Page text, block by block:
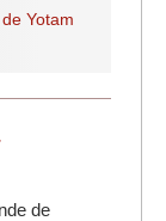
de